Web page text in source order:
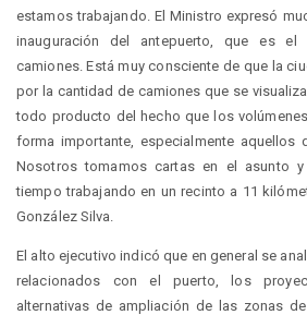
estamos trabajando. El Ministro expresó
inauguración del antepuerto, que es
camiones. Está muy consciente de que la
por la cantidad de camiones que se
todo producto del hecho que los
forma importante, especialmente aquellos
Nosotros tomamos cartas en el asunto
tiempo trabajando en un recinto a 11
González Silva.
El alto ejecutivo indicó que en general se
relacionados con el puerto, los
alternativas de ampliación de las zonas